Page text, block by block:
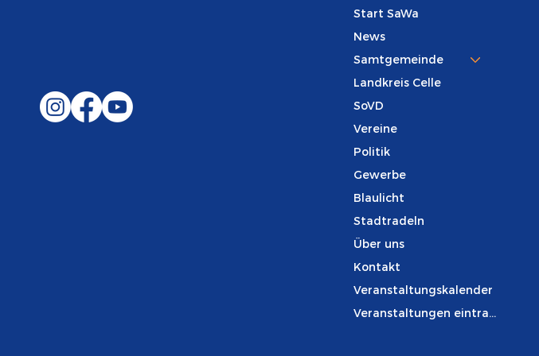
Start SaWa
News
Samtgemeinde
Landkreis Celle
SoVD
Vereine
Politik
Gewerbe
Blaulicht
Stadtradeln
Über uns
Kontakt
Veranstaltungskalender
Veranstaltungen eintragen